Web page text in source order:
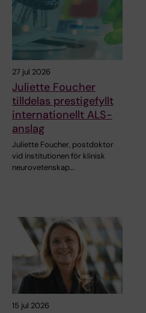
27 jul 2026
Juliette Foucher
tilldelas prestigefyllt
internationellt ALS-
anslag
Juliette Foucher, postdoktor
vid institutionen för klinisk
neurovetenskap…
15 jul 2026